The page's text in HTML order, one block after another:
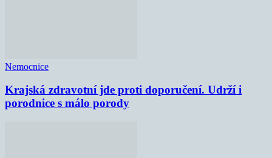
Nemocnice
Krajská zdravotní jde proti doporučení. Udrží i
porodnice s málo porody